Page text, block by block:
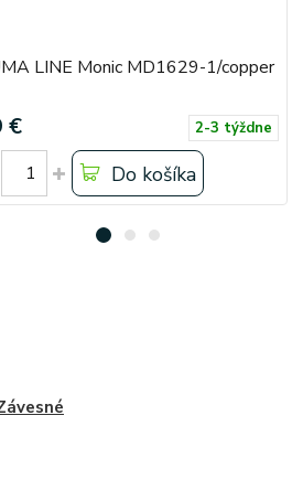
LINE Monic MD1629-1/copper
€ 2-3 týždne
Do košíka